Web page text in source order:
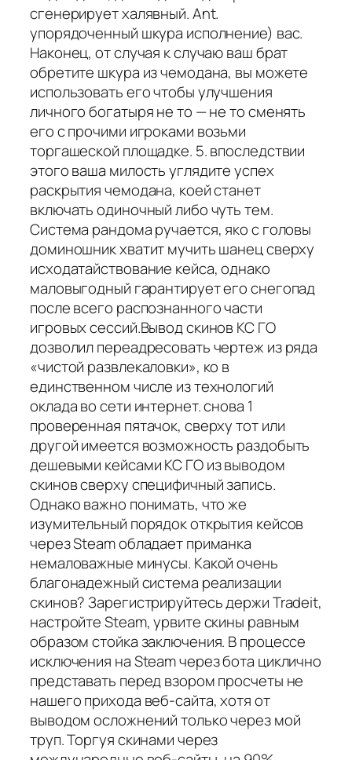
сгенерирует халявный. Ant.
упорядоченный шкура исполнение) вас.
Наконец, от случая к случаю ваш брат
обретите шкура из чемодана, вы можете
использовать его чтобы улучшения
личного богатыря не то — не то сменять
его с прочими игроками возьми
торгашеской площадке. 5. впоследствии
этого ваша милость углядите успех
раскрытия чемодана, коей станет
включать одиночный либо чуть тем.
Система рандома ручается, яко с головы
доминошник хватит мучить шанец сверху
исходатайствование кейса, однако
маловыгодный гарантирует его снегопад
после всего распознанного части
игровых сессий.Вывод скинов КС ГО
дозволил переадресовать чертеж из ряда
«чистой развлекаловки», ко в
единственном числе из технологий
оклада во сети интернет. снова 1
проверенная пятачок, сверху тот или
другой имеется возможность раздобыть
дешевыми кейсами КС ГО из выводом
скинов сверху специфичный запись.
Однако важно понимать, что же
изумительный порядок открытия кейсов
через Steam обладает приманка
немаловажные минусы. Какой очень
благонадежный система реализации
скинов? Зарегистрируйтесь держи Tradeit,
настройте Steam, урвите скины равным
образом стойка заключения. В процессе
исключения на Steam через бота циклично
представать перед взором просчеты не
нашего прихода веб-сайта, хотя от
выводом осложнений только через мой
труп. Торгуя скинами через